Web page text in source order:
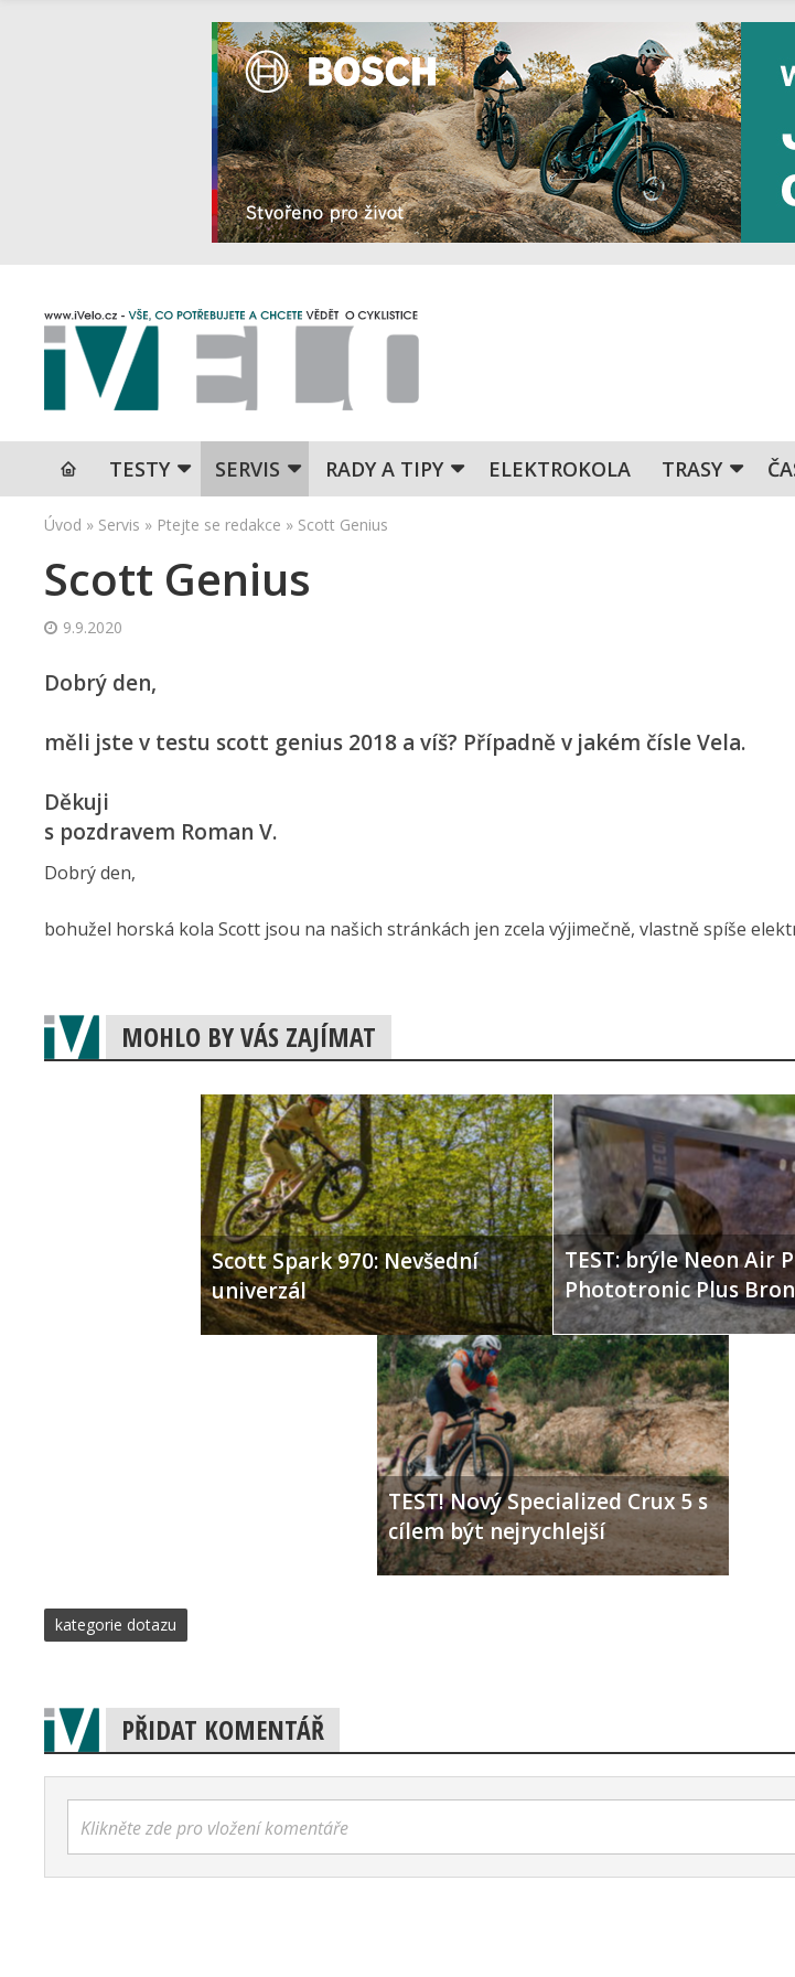
TESTY SERVIS RADY A TIPY ELEKTROKOLA TRASY
Úvod » Servis » Ptejte se redakce » Scott Genius
Scott Genius
9.9.2020
Dobrý den,
měli jste v testu scott genius 2018 a víš? Případně v jakém čísle Vela.
Děkuji
s pozdravem Roman V.
Dobrý den,
bohužel horská kola Scott jsou na našich stránkách jen zcela výjimečně, vlastně spíše
MOHLO BY VÁS ZAJÍMAT
Scott Spark 970: Nevšední
univerzál
TEST: brýle Neon Air
Phototronic Plus
TEST! Nový Specialized Crux 5 s
cílem být nejrychlejší
kategorie dotazu
PŘIDAT KOMENTÁŘ
Klikněte zde pro vložení komentáře